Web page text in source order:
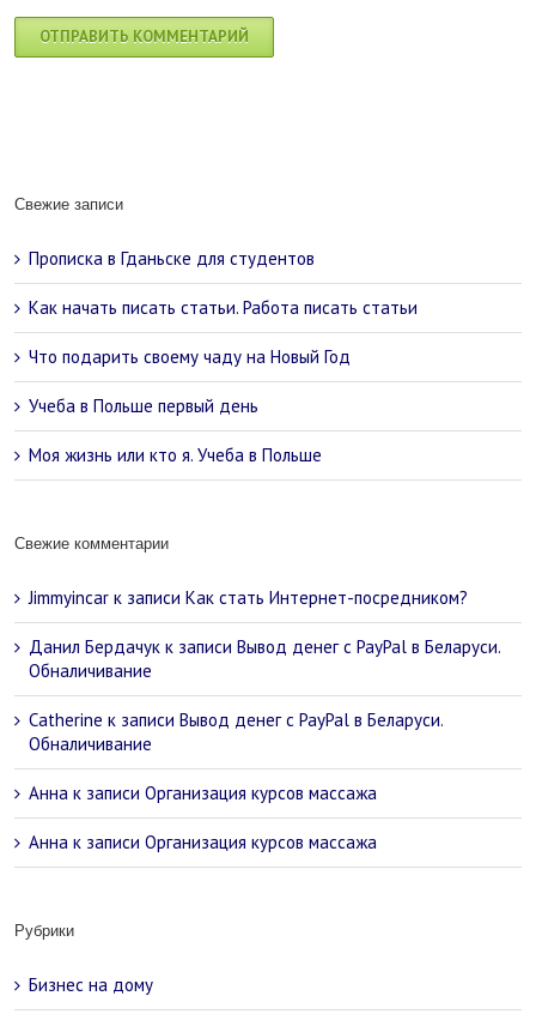
Свежие записи
Прописка в Гданьске для студентов
Как начать писать статьи. Работа писать статьи
Что подарить своему чаду на Новый Год
Учеба в Польше первый день
Моя жизнь или кто я. Учеба в Польше
Свежие комментарии
Jimmyincar к записи Как стать Интернет-посредником?
Данил Бердачук к записи Вывод денег с PayPal в Беларуси.
Обналичивание
Catherine к записи Вывод денег с PayPal в Беларуси.
Обналичивание
Анна к записи Организация курсов массажа
Анна к записи Организация курсов массажа
Рубрики
Бизнес на дому